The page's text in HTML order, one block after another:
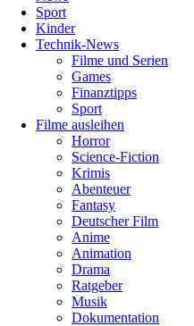
Sport
Kinder
Technik-News
Filme und Serien
Games
Finanztipps
Sport
Filme ausleihen
Horror
Science-Fiction
Krimis
Abenteuer
Fantasy
Deutscher Film
Anime
Animation
Drama
Ratgeber
Musik
Dokumentation